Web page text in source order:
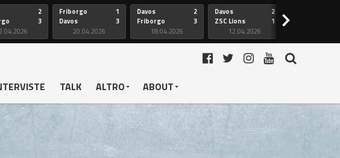
2
3
Friborgo
Davos
1
3
20.04.2026
Davos
Friborgo
2
3
18.04.2026
Davos
ZSC Lions
2
1
12.04.2026
>
TALK ALTRO ABOUT